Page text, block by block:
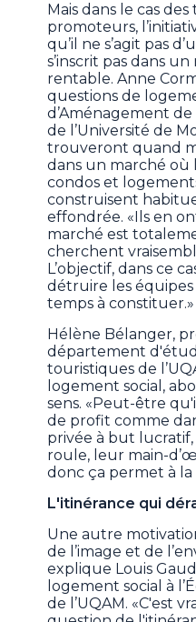
Mais dans le cas
promoteurs,
qu’il ne s’agit pas
s’inscrit pas dans
rentable. Anne
questions de
d’Aménagement
de l’Université de
trouveront quand
dans un marché où
condos et
construisent
effondrée. «Ils en
marché est
cherchent
L’objectif, dans ce
détruire les équipes
temps à constituer.»
Hélène Bélanger,
département
touristiques de
logement social,
sens. «Peut-être
de profit comme
privée à but
roule, leur main-
donc ça permet à
L'itinérance qui
Une autre
de l’image et de
explique Louis
logement social à
de l’UQAM. «C'est